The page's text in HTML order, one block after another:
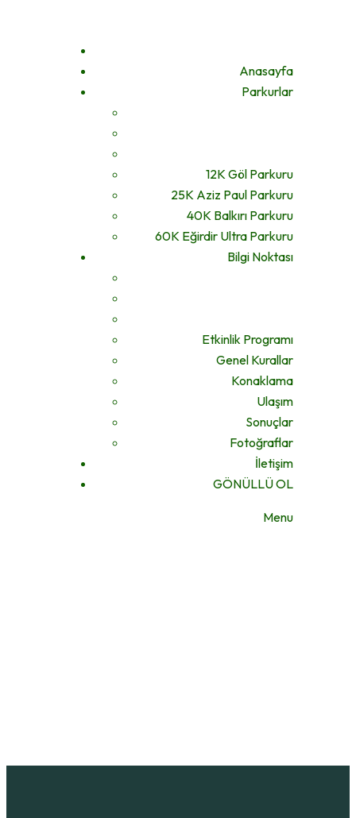
Anasayfa
Parkurlar
12K Göl Parkuru
25K Aziz Paul Parkuru
40K Balkırı Parkuru
60K Eğirdir Ultra Parkuru
Bilgi Noktası
Etkinlik Programı
Genel Kurallar
Konaklama
Ulaşım
Sonuçlar
Fotoğraflar
İletişim
GÖNÜLLÜ OL
Menu